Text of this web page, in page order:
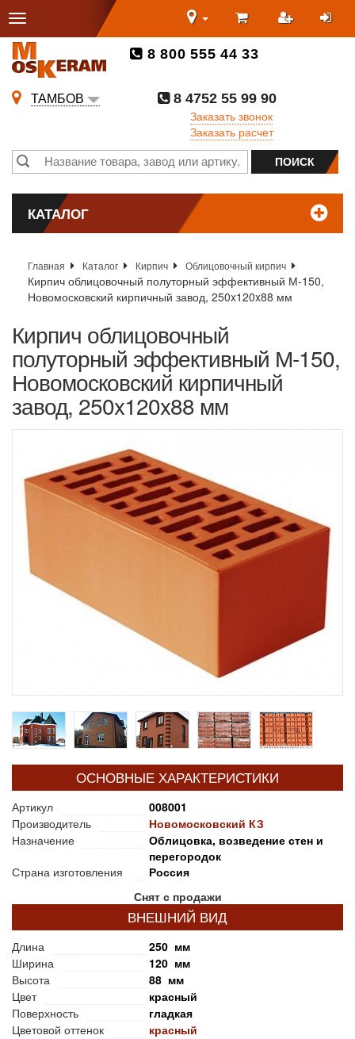
8 800 555 44 33
ТАМБОВ
8 4752 55 99 90
Заказать звонок
Заказать расчет
КАТАЛОГ
Главная Каталог Кирпич Облицовочный кирпич
Кирпич облицовочный полуторный эффективный М-150,
Новомосковский кирпичный завод, 250x120x88 мм
Кирпич облицовочный
полуторный эффективный М-150,
Новомосковский кирпичный
завод, 250x120x88 мм
ОСНОВНЫЕ ХАРАКТЕРИСТИКИ
Артикул
008001
Производитель
Новомосковский КЗ
Назначение
Облицовка, возведение стен и
перегородок
Страна изготовления
Россия
Снят с продажи
ВНЕШНИЙ ВИД
Длина
250 мм
Ширина
120 мм
Высота
88 мм
Цвет
красный
Поверхность
гладкая
Цветовой оттенок
красный